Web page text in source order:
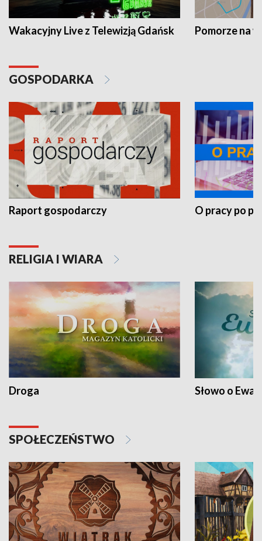
Wakacyjny Live z Telewizją Gdańsk Pomorze na
GOSPODARKA
Raport gospodarczy O pracy po
RELIGIA I WIARA
Droga Słowo o
SPOŁECZEŃSTWO